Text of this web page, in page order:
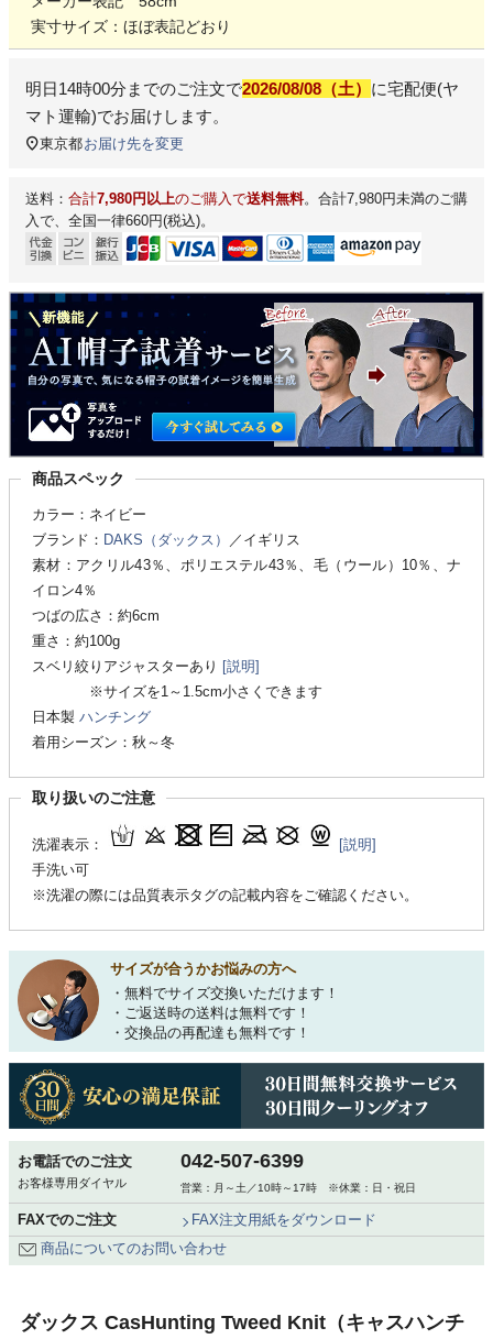
実寸サイズ：ほぼ表記どおり
明日14時00分 までのご注文で2026/08/08（土） に宅配便(ヤ
マト運輸)でお届けします。
東京都お届け先を変更
送料： 合計7,980円以上のご購入で送料無料。合計7,980円未満のご購
入で、全国一律660円(税込)。
商品スペック
カラー：ネイビー
ブランド： DAKS（ダックス）
／イギリス
素材：アクリル43％、ポリエステル43％、毛（ウール）10％、ナ
イロン4％
つばの広さ：約6cm
重さ：約100g
スベリ絞りアジャスターあり [説明]
※サイズを1～1.5cm小さくできます
日本製 ハンチング
着用シーズン：秋～冬
取り扱いのご注意
洗濯表示：
[説明]
手洗い可
※洗濯の際には品質表示タグの記載内容をご確認ください。
サイズが合うかお悩みの方へ
・無料でサイズ交換いただけます！
・ご返送時の送料は無料です！
・交換品の再配達も無料です！
お電話でのご注文
お客様専用ダイヤル
042-507-6399
営業：月～土／10時～17時 ※休業：日・祝日
FAXでのご注文
FAX注文用紙をダウンロード
商品についてのお問い合わせ
ダックス CasHunting Tweed Knit（キャスハンチ